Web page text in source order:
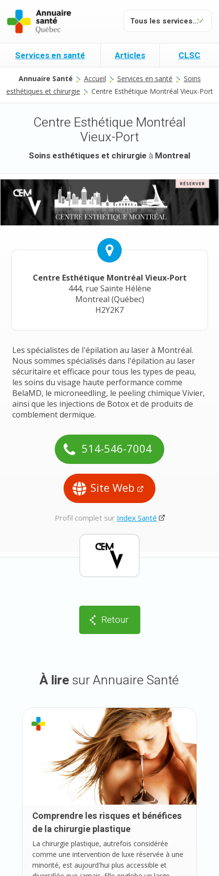
Services en santé Articles CLSC
Annuaire Santé Accueil Services en santé
Soins
esthétiques et chirurgie
Centre Esthétique Montréal Vieux-Port
Centre Esthétique Montréal
Vieux-Port
Soins esthétiques et chirurgie à Montreal
Centre Esthétique Montréal Vieux-Port
444, rue Sainte Hélène
Montreal (Québec)
H2Y2K7
Les spécialistes de l'épilation au laser à Montréal.
Nous sommes spécialisés dans l'épilation au laser
sécuritaire et efficace pour tous les types de peau,
les soins du visage haute performance comme
BelaMD, le microneedling, le peeling chimique Vivier,
ainsi que les injections de Botox et de produits de
comblement dermique.
514-546-7004
Site Web
Profil complet sur Index Santé
Retour
À liresur Annuaire Santé
Comprendre les risques et bénéfices
de la chirurgie plastique
La chirurgie plastique, autrefois considérée
comme une intervention de luxe réservée à une
minorité, est aujourd'hui plus accessible et